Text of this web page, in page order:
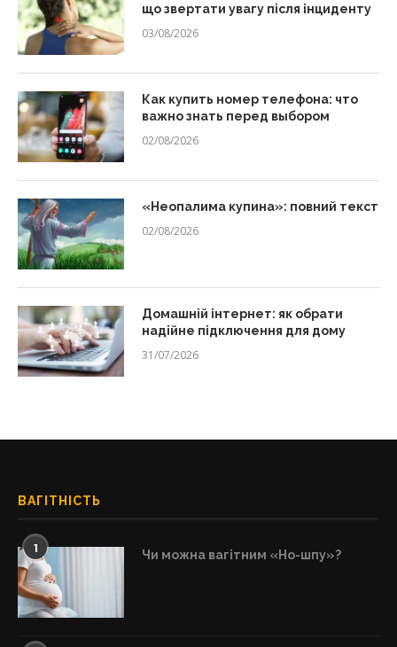
що звертати увагу після інциденту
03/08/2026
Как купить номер телефона: что
важно знать перед выбором
02/08/2026
«Неопалима купина»: повний текст
02/08/2026
Домашній інтернет: як обрати
надійне підключення для дому
31/07/2026
ВАГІТНІСТЬ
1 Чи можна вагітним «Но-шпу»?